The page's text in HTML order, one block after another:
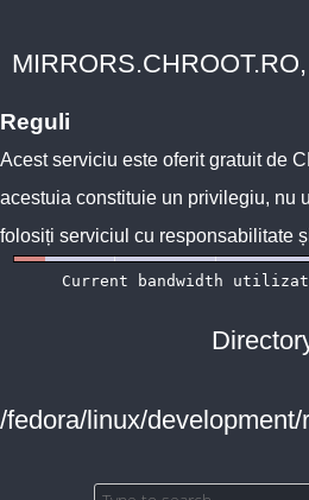
Reguli
Acest serviciu este oferit gratuit de
acestuia constituie un privilegiu, nu
folosiți serviciul cu responsabilitate
/fedora/linux/